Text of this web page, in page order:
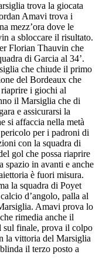
trova la giocata
Amavi trova i
mezz’ora dove le
a sbloccare il risultato.
Florian Thauvin che
di Garcia al 34’.
che chiude il primo
del Bordeaux che
i giochi al
il Marsiglia che di
e assicurarsi la
si affaccia nella metà
per i padroni di
con la squadra di
gol che possa riaprire
spazio in avanti e anche
è fuori misura.
la squadra di Poyet
d’angolo, palla al
Amavi prova lo
rimedia anche il
sul finale, prova il colpo
la vittoria del Marsiglia
il terzo posto a